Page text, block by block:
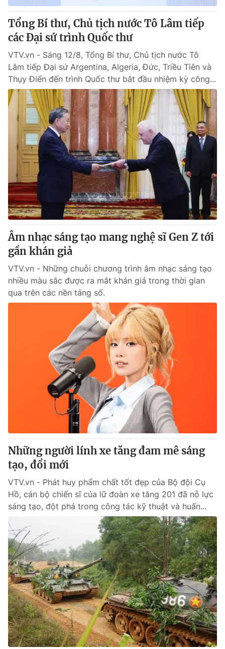
Tổng Bí thư, Chủ tịch nước Tô Lâm tiếp
các Đại sứ trình Quốc thư
VTV.vn - Sáng 12/8, Tổng Bí thư, Chủ tịch nước Tô
Lâm tiếp Đại sứ Argentina, Algeria, Đức, Triều Tiên và
Thụy Điển đến trình Quốc thư bắt đầu nhiệm kỳ công...
Âm nhạc sáng tạo mang nghệ sĩ Gen Z tới
gần khán giả
VTV.vn - Những chuỗi chương trình âm nhạc sáng tạo
nhiều màu sắc được ra mắt khán giả trong thời gian
qua trên các nền tảng số.
Những người lính xe tăng đam mê sáng
tạo, đổi mới
VTV.vn - Phát huy phẩm chất tốt đẹp của Bộ đội Cụ
Hồ, cán bộ chiến sĩ của lữ đoàn xe tăng 201 đã nỗ lực
sáng tạo, đột phá trong công tác kỹ thuật và huấn...